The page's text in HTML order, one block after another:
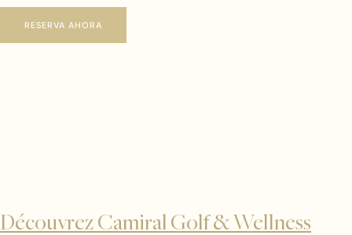
RESERVA AHORA
Découvrez Camiral Golf & Wellness